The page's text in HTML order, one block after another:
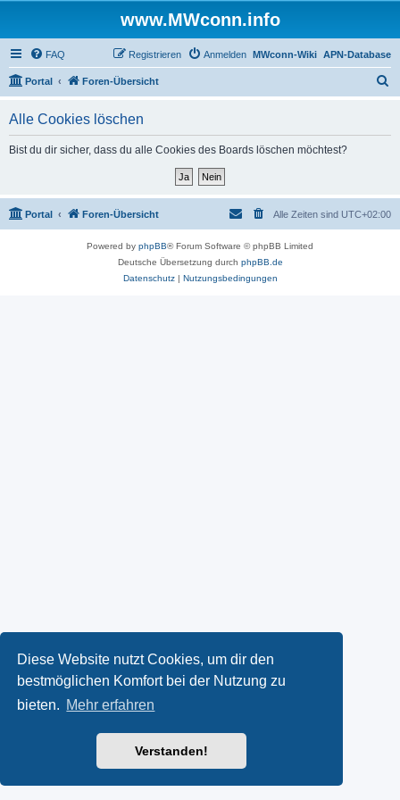
Diese Website nutzt Cookies, um dir den
bestmöglichen Komfort bei der Nutzung zu
bieten. Mehr erfahren
Verstanden!
www.MWconn.info
FAQ APN-Database
MWconn-Wiki
Anmelden
Registrieren
Portal Foren-Übersicht
Alle Cookies löschen
Bist du dir sicher, dass du alle Cookies des Boards löschen möchtest?
Portal Foren-Übersicht Alle Zeiten sind UTC+02:00
Powered by phpBB® Forum Software © phpBB Limited
Deutsche Übersetzung durch phpBB.de
Datenschutz| Nutzungsbedingungen